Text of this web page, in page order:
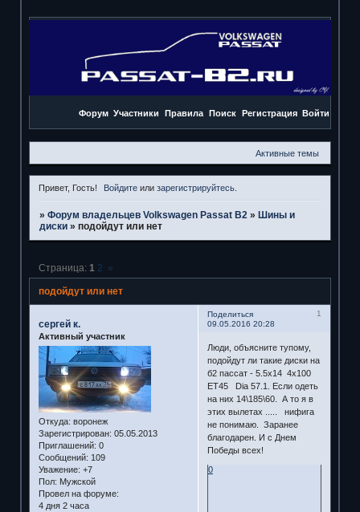
Форум Участники Правила Поиск Регистрация Войти
Активные темы
Привет, Гость! Войдите илизарегистрируйтесь
» Форум владельцев Volkswagen Passat B2 » Шины и
диски » подойдут или нет
подойдут или нет
Страница: 1 2 »
Поделиться
1
09.05.2016 20:28
сергей к.
Активный участник
Откуда: воронеж
Зарегистрирован: 05.05.2013
Приглашений: 0
Сообщений: 109
Уважение: +7
Пол: Мужской
Провел на форуме:
4 дня 2 часа
Люди, объясните тупому,
подойдут ли такие диски на
б2 пассат - 5.5х14 4х100
ЕТ45 Dia 57.1. Если одеть
на них 14\185\60. А то я в
этих вылетах ..... нифига
не понимаю. Заранее
благодарен. И с Днем
Победы всех!
0